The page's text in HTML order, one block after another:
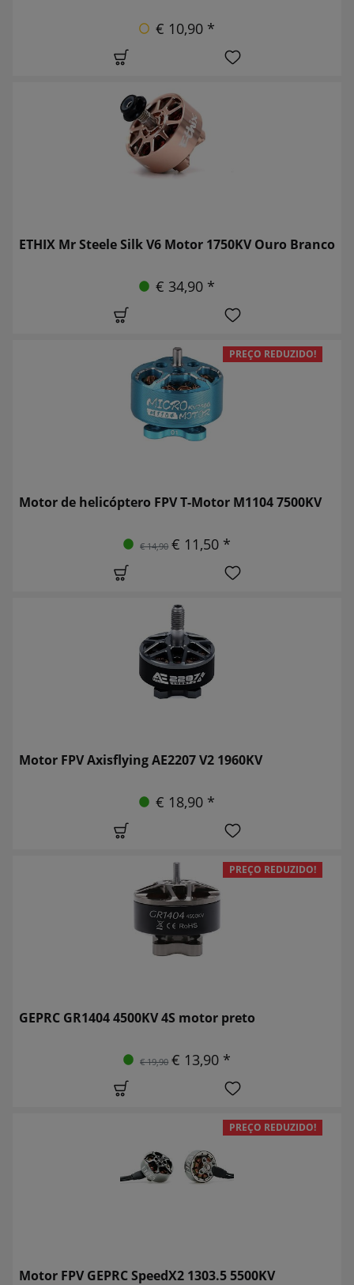
€ 10,90 *
ETHIX Mr Steele Silk V6 Motor 1750KV Ouro Branco
€ 34,90 *
PREÇO REDUZIDO!
Motor de helicóptero FPV T-Motor M1104 7500KV
€ 14,90 € 11,50 *
Motor FPV Axisflying AE2207 V2 1960KV
€ 18,90 *
PREÇO REDUZIDO!
GEPRC GR1404 4500KV 4S motor preto
€ 19,90 € 13,90 *
PREÇO REDUZIDO!
Motor FPV GEPRC SpeedX2 1303.5 5500KV